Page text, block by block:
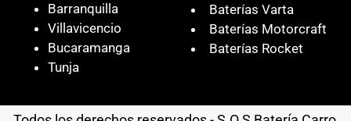
Barranquilla
Villavicencio
Bucaramanga
Tunja
Baterías Varta
Baterías Motorcraft
Baterías Rocket